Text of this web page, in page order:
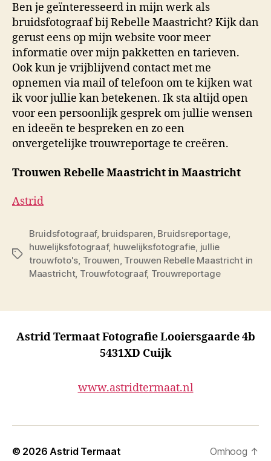
Ben je geïnteresseerd in mijn werk als
bruidsfotograaf bij Rebelle Maastricht? Kijk dan
gerust eens op mijn website voor meer
informatie over mijn pakketten en tarieven.
Ook kun je vrijblijvend contact met me
opnemen via mail of telefoon om te kijken wat
ik voor jullie kan betekenen. Ik sta altijd open
voor een persoonlijk gesprek om jullie wensen
en ideeën te bespreken en zo een
onvergetelijke trouwreportage te creëren.
Trouwen Rebelle Maastricht in Maastricht
Astrid
Tags
Bruidsfotograaf, bruidsparen, Bruidsreportage,
huwelijksfotograaf, huwelijksfotografie, jullie
trouwfoto's, Trouwen, Trouwen Rebelle Maastricht in
Maastricht, Trouwfotograaf, Trouwreportage
Astrid Termaat Fotografie Looiersgaarde 4b
5431XD Cuijk
www.astridtermaat.nl
© 2026Astrid Termaat
Omhoog ↑